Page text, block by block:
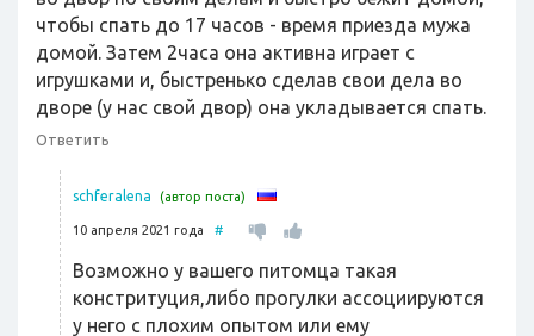
чтобы спать до 17 часов - время приезда мужа
домой. Затем 2часа она активна играет с
игрушками и, быстренько сделав свои дела во
дворе (у нас свой двор) она укладывается спать.
Ответить
schferalena (автор поста)
10 апреля 2021 года #
Возможно у вашего питомца такая
констритуция,либо прогулки ассоциируются
у него с плохим опытом или ему